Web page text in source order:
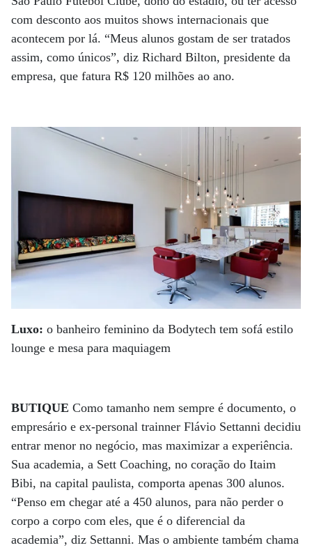
com desconto aos muitos shows internacionais que
acontecem por lá. “Meus alunos gostam de ser tratados
assim, como únicos”, diz Richard Bilton, presidente da
empresa, que fatura R$ 120 milhões ao ano.
Luxo: o banheiro feminino da Bodytech tem sofá estilo
lounge e mesa para maquiagem
BUTIQUE Como tamanho nem sempre é documento, o
empresário e ex-personal trainner Flávio Settanni decidiu
entrar menor no negócio, mas maximizar a experiência.
Sua academia, a Sett Coaching, no coração do Itaim
Bibi, na capital paulista, comporta apenas 300 alunos.
“Penso em chegar até a 450 alunos, para não perder o
corpo a corpo com eles, que é o diferencial da
academia”, diz Settanni. Mas o ambiente também chama